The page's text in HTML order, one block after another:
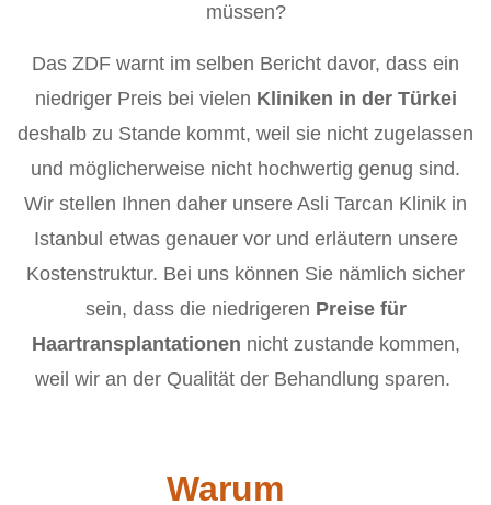
müssen?
Das ZDF warnt im selben Bericht davor, dass ein
niedriger Preis bei vielen Kliniken in der Türkei
deshalb zu Stande kommt, weil sie nicht zugelassen
und möglicherweise nicht hochwertig genug sind.
Wir stellen Ihnen daher unsere Asli Tarcan Klinik in
Istanbul etwas genauer vor und erläutern unsere
Kostenstruktur. Bei uns können Sie nämlich sicher
sein, dass die niedrigeren Preise für
Haartransplantationen nicht zustande kommen,
weil wir an der Qualität der Behandlung sparen.
Warum